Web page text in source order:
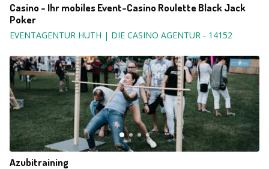
Casino - Ihr mobiles Event-Casino Roulette Black Jack
Poker
EVENTAGENTUR HUTH | DIE CASINO AGENTUR - 14152
Azubitraining